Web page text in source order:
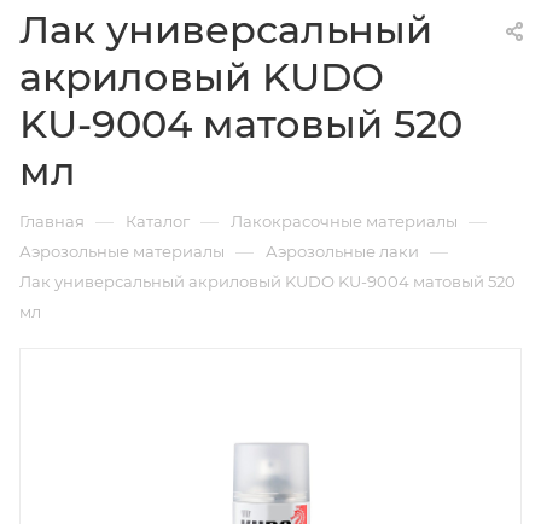
Лак универсальный
акриловый KUDO
KU-9004 матовый 520
мл
Главная — Каталог — Лакокрасочные материалы —
Аэрозольные материалы — Аэрозольные лаки —
Лак универсальный акриловый KUDO KU-9004 матовый 520
мл